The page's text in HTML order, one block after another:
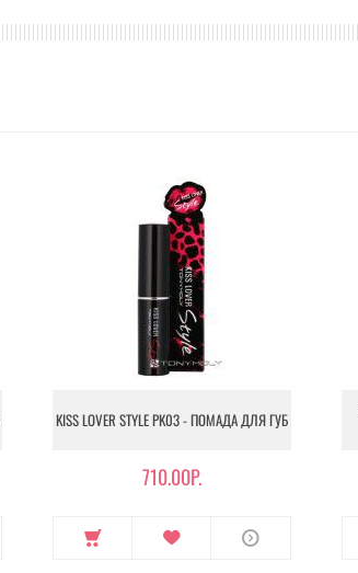
KISS LOVER STYLE PK03 - ПОМАДА ДЛЯ ГУБ
710.00Р.